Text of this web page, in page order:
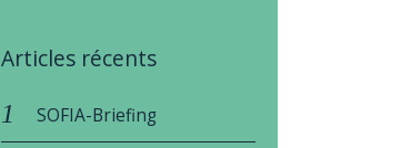
Articles récents
SOFIA-Briefing